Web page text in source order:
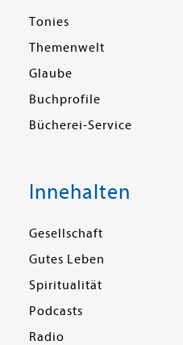
Tonies
Themenwelt
Glaube
Buchprofile
Bücherei-Service
Innehalten
Gesellschaft
Gutes Leben
Spiritualität
Podcasts
Radio